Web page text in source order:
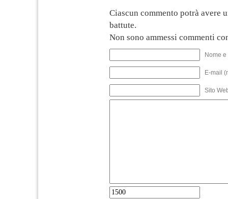
Ciascun commento potrà avere
battute.
Non sono ammessi commenti
Nome
E-mail
Sito